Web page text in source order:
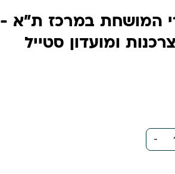
המושחת במרכז ת"א -
ומועדון סטייל
-